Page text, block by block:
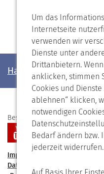
Um das
Internetseite
verwenden wir
Dienste unter
Drittanbietern.
anklicken, stimmen
Cookies und
ablehnen“ klicken,
notwendigen
Bedarf ändern bzw.
jederzeit widerrufen.
Haben Sie noch
Besuchen Sie uns auf
Impressum
Datenschutzerklärung